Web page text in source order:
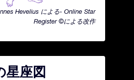
Hevelius による- Online Star
Register ©による改作
星座図